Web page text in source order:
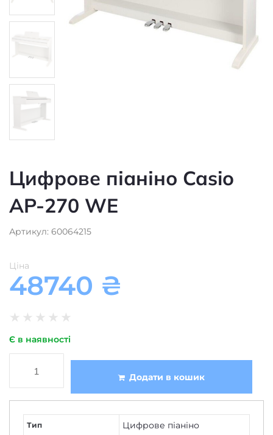
Цифрове піаніно Casio
AP-270 WE
Артикул: 60064215
Ціна
48740 ₴
★ ★ ★ ★ ★
Є в наявності
Додати в кошик
Тип Цифрове піаніно